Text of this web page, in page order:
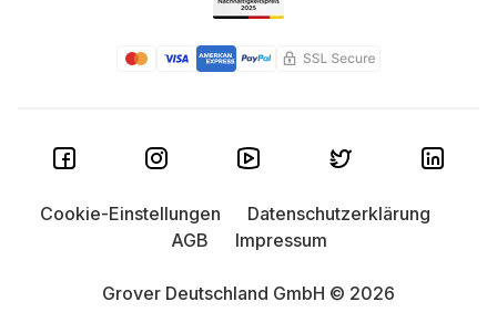
Grover Deutschland GmbH © 2026
Cookie-Einstellungen
Datenschutzerklärung
AGB
Impressum